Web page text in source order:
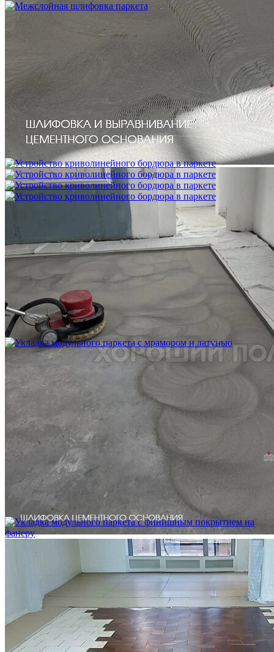
Межслойная шлифовка паркета
Устройство криволинейного бордюра в паркете
2 500 ₽
Укладка модульного паркета с мрамором и латунью